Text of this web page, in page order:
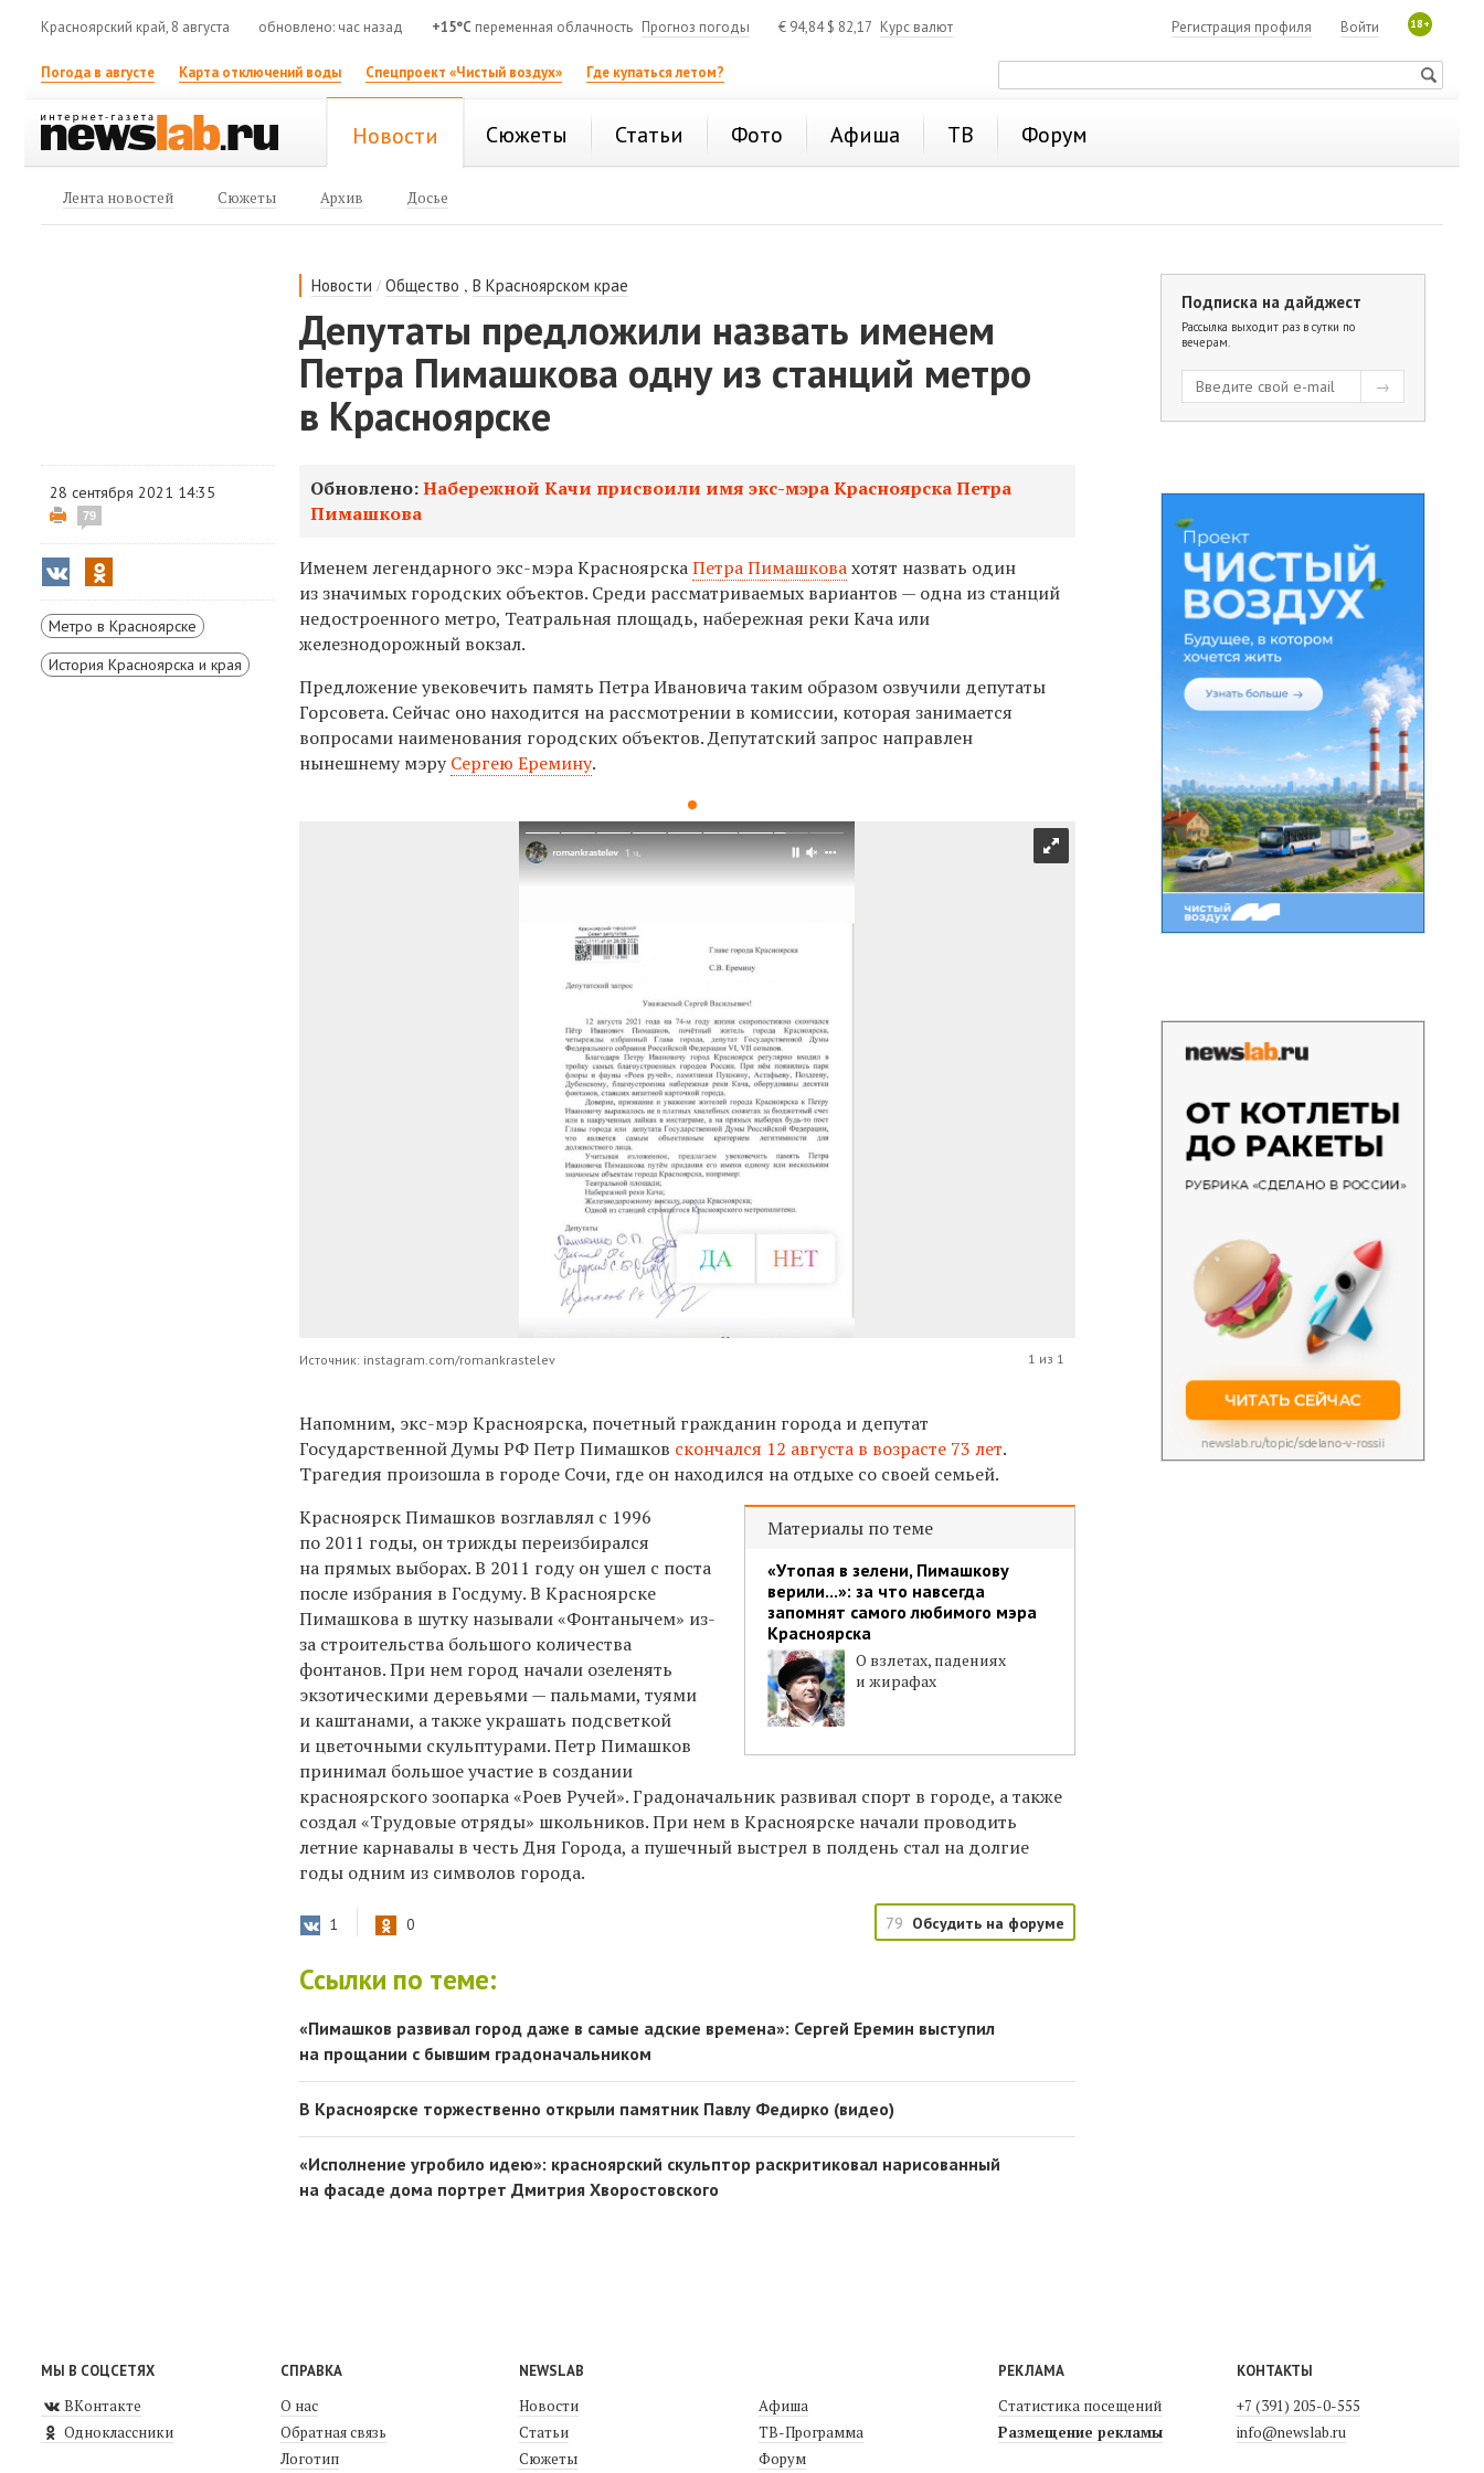
Красноярский край, 8 августа обновлено: час назад +15°C переменная облачность Прогноз погоды € 94,84$ 82,17 Курс валют 18+
Войти
Регистрация профиля
Погода в августе Карта отключений воды Спецпроект «Чистый воздух» Где купаться летом?
Новости Сюжеты Статьи Фото Афиша ТВ Форум
Лента новостей Сюжеты Архив Досье
Новости /Общество ,В Красноярском крае
Депутаты предложили назвать именем
Петра Пимашкова одну из станций метро
в Красноярске
28 сентября 2021 14:35
79
Метро в Красноярске
История Красноярска и края
Обновлено:Набережной Качи присвоили имя экс-мэра Красноярска Петра
Пимашкова
Именем легендарного экс-мэра КрасноярскаПетра Пимашковахотят назвать один
из значимых городских объектов. Среди рассматриваемых вариантов — одна из станций
недостроенного метро, Театральная площадь, набережная реки Кача или
железнодорожный вокзал.
Предложение увековечить память Петра Ивановича таким образом озвучили депутаты
Горсовета. Сейчас оно находится на рассмотрении в комиссии, которая занимается
вопросами наименования городских объектов. Депутатский запрос направлен
нынешнему мэруСергею Еремину.
Источник: instagram.com/romankrastelev 1 из 1
Напомним, экс-мэр Красноярска, почетный гражданин города и депутат
Государственной Думы РФ Петр Пимашков скончался 12 августа в возрасте 73 лет.
Трагедия произошла в городе Сочи, где он находился на отдыхе со своей семьей.
Материалы по теме
«Утопая в зелени, Пимашкову
верили...»: за что навсегда
запомнят самого любимого мэра
Красноярска
О взлетах, падениях
и жирафах
Красноярск Пимашков возглавлял с 1996
по 2011 годы, он трижды переизбирался
на прямых выборах. В 2011 году он ушел с поста
после избрания в Госдуму.В Красноярске
Пимашкова в шутку называли «Фонтанычем» из-
за строительства большого количества
фонтанов. При нем город начали озеленять
экзотическими деревьями — пальмами, туями
и каштанами, а также украшать подсветкой
и цветочными скульптурами. Петр Пимашков
принимал большое участие в создании
красноярского зоопарка «Роев Ручей». Градоначальник развивал спорт в городе, а также
создал «Трудовые отряды» школьников. При нем в Красноярске начали проводить
летние карнавалы в честь Дня Города, а пушечный выстрел в полдень стал на долгие
годы одним из символов города.
1 0 79 Обсудить на форуме
Ссылки по теме:
«Пимашков развивал город даже в самые адские времена»: Сергей Еремин выступил
на прощании с бывшим градоначальником
В Красноярске торжественно открыли памятник Павлу Федирко (видео)
«Исполнение угробило идею»: красноярский скульптор раскритиковал нарисованный
на фасаде дома портрет Дмитрия Хворостовского
Подписка на дайджест
Рассылка выходит раз в сутки по
вечерам.
МЫ В СОЦСЕТЯХ
ВКонтакте
Одноклассники
СПРАВКА
О нас
Обратная связь
Логотип
NEWSLAB
Новости
Статьи
Сюжеты
Афиша
ТВ-Программа
Форум
РЕКЛАМА
Статистика посещений
Размещение рекламы
КОНТАКТЫ
+7 (391) 205-0-555
info@newslab.ru